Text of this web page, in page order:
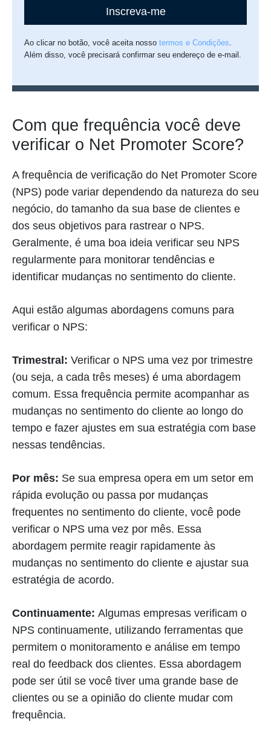
Inscreva-me
Ao clicar no botão, você aceita nossotermos e Condições.
Além disso, você precisará confirmar seu endereço de e-mail.
Com que frequência você deve
verificar o Net Promoter Score?
A frequência de verificação do Net Promoter Score
(NPS) pode variar dependendo da natureza do seu
negócio, do tamanho da sua base de clientes e
dos seus objetivos para rastrear o NPS.
Geralmente, é uma boa ideia verificar seu NPS
regularmente para monitorar tendências e
identificar mudanças no sentimento do cliente.
Aqui estão algumas abordagens comuns para
verificar o NPS:
Trimestral: Verificar o NPS uma vez por trimestre
(ou seja, a cada três meses) é uma abordagem
comum. Essa frequência permite acompanhar as
mudanças no sentimento do cliente ao longo do
tempo e fazer ajustes em sua estratégia com base
nessas tendências.
Por mês: Se sua empresa opera em um setor em
rápida evolução ou passa por mudanças
frequentes no sentimento do cliente, você pode
verificar o NPS uma vez por mês. Essa
abordagem permite reagir rapidamente às
mudanças no sentimento do cliente e ajustar sua
estratégia de acordo.
Continuamente: Algumas empresas verificam o
NPS continuamente, utilizando ferramentas que
permitem o monitoramento e análise em tempo
real do feedback dos clientes. Essa abordagem
pode ser útil se você tiver uma grande base de
clientes ou se a opinião do cliente mudar com
frequência.